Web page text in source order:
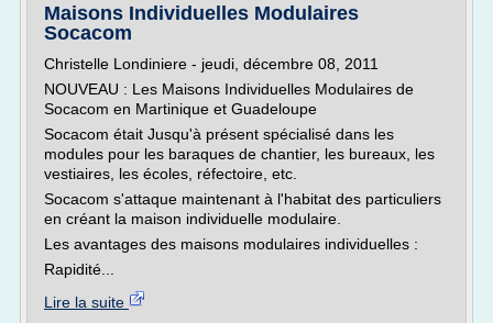
Maisons Individuelles Modulaires
Socacom
Christelle Londiniere - jeudi, décembre 08, 2011
NOUVEAU : Les Maisons Individuelles Modulaires de
Socacom en Martinique et Guadeloupe
Socacom était Jusqu'à présent spécialisé dans les
modules pour les baraques de chantier, les bureaux, les
vestiaires, les écoles, réfectoire, etc.
Socacom s'attaque maintenant à l'habitat des particuliers
en créant la maison individuelle modulaire.
Les avantages des maisons modulaires individuelles :
Rapidité...
Lire la suite